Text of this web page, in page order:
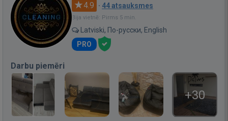
4.9 · 44 atsauksmes
Bija vietnē: Pirms 5 min.
Latviski, По-русски, English
PRO
Darbu piemēri
+30